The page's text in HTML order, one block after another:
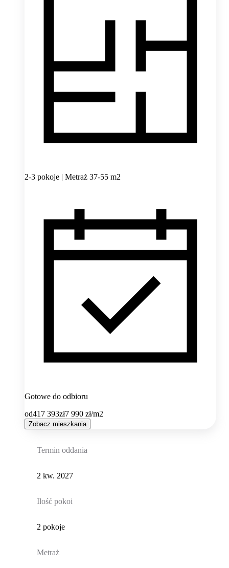
2-3 pokoje | Metraż 37-55 m2
Gotowe do odbioru
od417 393zł7 990 zł/m2
Zobacz mieszkania
Termin oddania
2 kw. 2027
Ilość pokoi
2 pokoje
Metraż